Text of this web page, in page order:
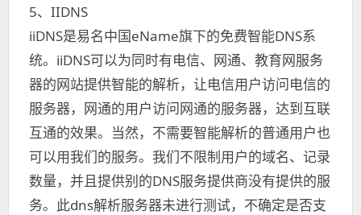
5、 IIDNS
iiDNS是易名中国eName旗下的免费智能DNS系
统。iiDNS可以为同时有电信、网通、教育网服务
器的网站提供智能的解析，让电信用户访问电信的
服务器，网通的用户访问网通的服务器，达到互联
互通的效果。当然，不需要智能解析的普通用户也
可以用我们的服务。我们不限制用户的域名、记录
数量，并且提供别的DNS服务提供商没有提供的服
务。 此dns解析服务器未进行测试，不确定是否支